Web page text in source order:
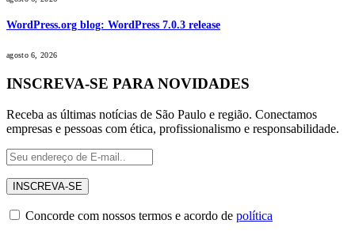
WordPress.org blog: WordPress 7.0.3 release
agosto 6, 2026
INSCREVA-SE PARA NOVIDADES
Receba as últimas notícias de São Paulo e região. Conectamos
empresas e pessoas com ética, profissionalismo e responsabilidade.
Concorde com nossos termos e acordo de política